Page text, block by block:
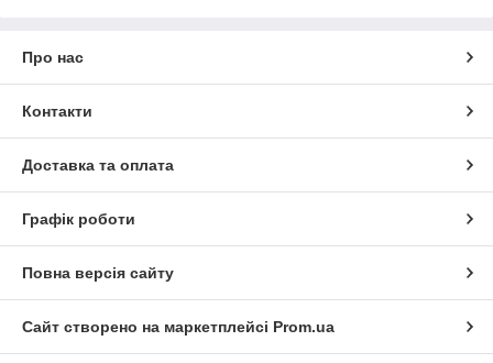
Про нас
Контакти
Доставка та оплата
Графік роботи
Повна версія сайту
Сайт створено на маркетплейсі Prom.ua